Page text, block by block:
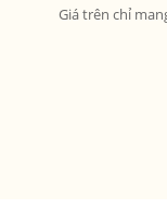
Giá trên chỉ